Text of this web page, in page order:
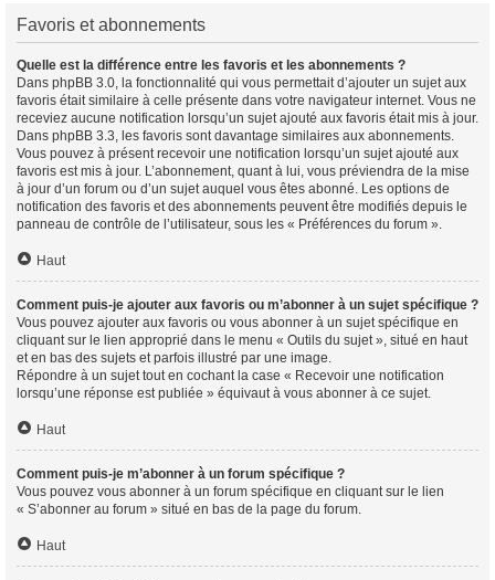
Favoris et abonnements
Quelle est la différence entre les favoris et les abonnements ?
Dans phpBB 3.0, la fonctionnalité qui vous permettait d’ajouter un sujet aux
favoris était similaire à celle présente dans votre navigateur internet. Vous ne
receviez aucune notification lorsqu’un sujet ajouté aux favoris était mis à jour.
Dans phpBB 3.3, les favoris sont davantage similaires aux abonnements.
Vous pouvez à présent recevoir une notification lorsqu’un sujet ajouté aux
favoris est mis à jour. L’abonnement, quant à lui, vous préviendra de la mise
à jour d’un forum ou d’un sujet auquel vous êtes abonné. Les options de
notification des favoris et des abonnements peuvent être modifiés depuis le
panneau de contrôle de l’utilisateur, sous les « Préférences du forum ».
Haut
Comment puis-je ajouter aux favoris ou m’abonner à un sujet spécifique ?
Vous pouvez ajouter aux favoris ou vous abonner à un sujet spécifique en
cliquant sur le lien approprié dans le menu « Outils du sujet », situé en haut
et en bas des sujets et parfois illustré par une image.
Répondre à un sujet tout en cochant la case « Recevoir une notification
lorsqu’une réponse est publiée » équivaut à vous abonner à ce sujet.
Haut
Comment puis-je m’abonner à un forum spécifique ?
Vous pouvez vous abonner à un forum spécifique en cliquant sur le lien
« S’abonner au forum » situé en bas de la page du forum.
Haut